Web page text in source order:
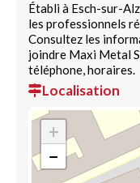
Établi à Esch-sur-
les professionnels
Consultez les
joindre Maxi Metal
téléphone, horaires.
Localisation
+
−